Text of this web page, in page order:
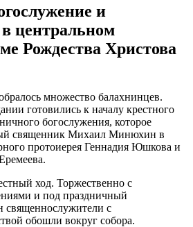
и
центральном
Рождества Христова
множество балахнинцев.
готовились к началу крестного
богослужения, которое
священник Михаил Минюхин в
протоиерея Геннадия Юшкова и
ход. Торжественно с
и под праздничный
священнослужители с
обошли вокруг собора.